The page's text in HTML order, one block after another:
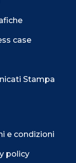
case
Stampa
e condizioni
policy